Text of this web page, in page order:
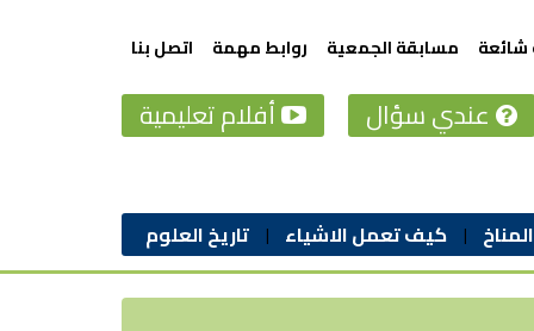
كيف تعمل الاشياء تاريخ العلوم
أفلام تعليمية عندي سؤال
شائعة مسابقة الجمعية روابط مهمة اتصل بنا